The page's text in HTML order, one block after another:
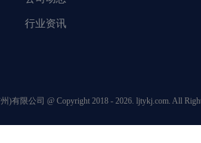
行业资讯
有限公司 @ Copyright 2018 - 2026. ljtykj.com. All